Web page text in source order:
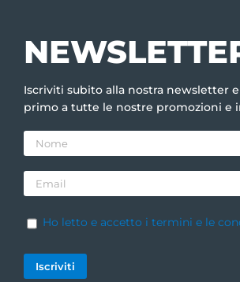
Iscriviti subito alla nostra newsletter
primo a tutte le nostre promozioni e
Ho letto e accetto i termini e le